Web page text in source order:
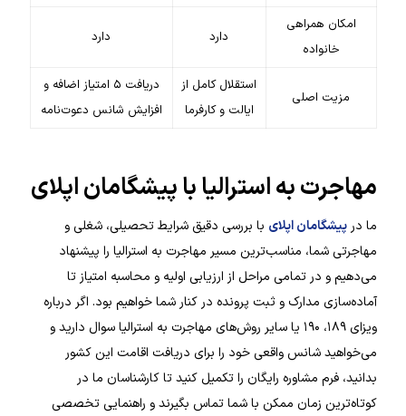
امکان همراهی
خانواده
دارد دارد
مزیت اصلی
استقلال کامل از
ایالت و کارفرما
دریافت ۵ امتیاز اضافه و
افزایش شانس دعوت‌نامه
مهاجرت به استرالیا با پیشگامان اپلای
ما درپیشگامان اپلای با بررسی دقیق شرایط تحصیلی، شغلی و
مهاجرتی شما، مناسب‌ترین مسیر مهاجرت به استرالیا را پیشنهاد
می‌دهیم و در تمامی مراحل از ارزیابی اولیه و محاسبه امتیاز تا
آماده‌سازی مدارک و ثبت پرونده در کنار شما خواهیم بود. اگر درباره
ویزای ۱۸۹، ۱۹۰ یا سایر روش‌های مهاجرت به استرالیا سوال دارید و
می‌خواهید شانس واقعی خود را برای دریافت اقامت این کشور
بدانید، فرم مشاوره رایگان را تکمیل کنید تا کارشناسان ما در
کوتاه‌ترین زمان ممکن با شما تماس بگیرند و راهنمایی تخصصی